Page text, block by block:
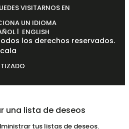
VISITARNOS EN
UN IDIOMA
| ENGLISH
los derechos reservados.
una lista de deseos
tus listas de deseos.